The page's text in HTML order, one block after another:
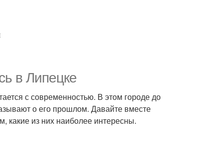
в Липецке
с современностью. В этом городе до
о его прошлом. Давайте вместе
какие из них наиболее интересны.